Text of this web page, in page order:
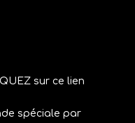
sur ce lien
spéciale par